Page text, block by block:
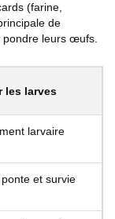
(farine,
de
pondre leurs œufs.
les larves
larvaire
et survie